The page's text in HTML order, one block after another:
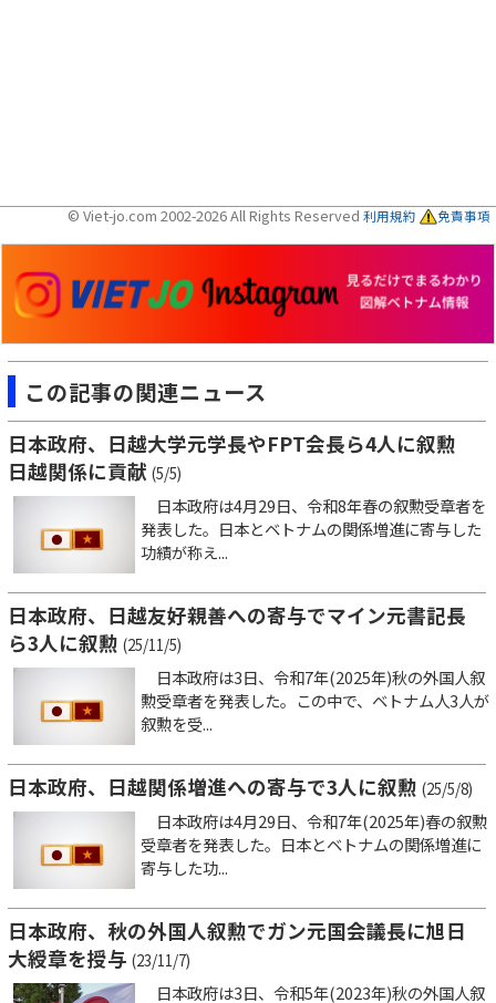
© Viet-jo.com 2002-2026 All Rights Reserved 利用規約 免責事項
この記事の関連ニュース
日本政府、日越大学元学長やFPT会長ら4人に叙勲
日越関係に貢献 (5/5)
日本政府は4月29日、令和8年春の叙勲受章者を
発表した。日本とベトナムの関係増進に寄与した
功績が称え...
日本政府、日越友好親善への寄与でマイン元書記長
ら3人に叙勲 (25/11/5)
日本政府は3日、令和7年(2025年)秋の外国人叙
勲受章者を発表した。この中で、ベトナム人3人が
叙勲を受...
日本政府、日越関係増進への寄与で3人に叙勲 (25/5/8)
日本政府は4月29日、令和7年(2025年)春の叙勲
受章者を発表した。日本とベトナムの関係増進に
寄与した功...
日本政府、秋の外国人叙勲でガン元国会議長に旭日
大綬章を授与 (23/11/7)
日本政府は3日、令和5年(2023年)秋の外国人叙